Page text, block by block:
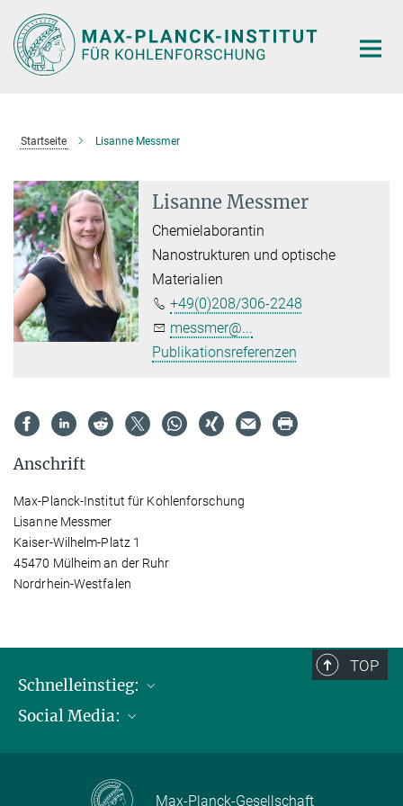
Hauptinhalt
Startseite Lisanne Messmer
Lisanne Messmer
Chemielaborantin
Nanostrukturen und optische
Materialien
+49(0)208/306-2248
messmer@...
Publikationsreferenzen
Anschrift
Max-Planck-Institut für Kohlenforschung
Lisanne Messmer
Kaiser-Wilhelm-Platz 1
45470 Mülheim an der Ruhr
Nordrhein-Westfalen
TOP
Schnelleinstieg:
Publikationen
Kontakt und Anfahrtsbeschreibung
Social Media:
Max-Planck-Gesellschaft